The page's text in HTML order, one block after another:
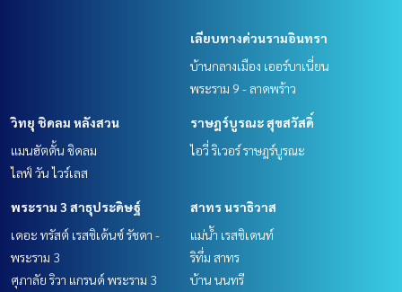
เลียบทางด่วนรามอินทรา
บ้านกลางเมือง เออร์บาเนี่ยน
พระราม 9 - ลาดพร้าว
วิทยุ ชิดลม หลังสวน
แมนฮัตตั้น ชิดลม
ไลฟ์ วัน ไวร์เลส
ราษฎร์บูรณะ สุขสวัสดิ์
ไอวี่ ริเวอร์ ราษฎร์บูรณะ
พระราม 3 สาธุประดิษฐ์
เดอะ ทรัสต์ เรสซิเด้นซ์ รัชดา -
พระราม 3
ศุภาลัย ริวา แกรนด์ พระราม 3
สาทร นราธิวาส
แม่น้ำ เรสซิเดนท์
ริทึ่ม สาทร
บ้าน นนทรี